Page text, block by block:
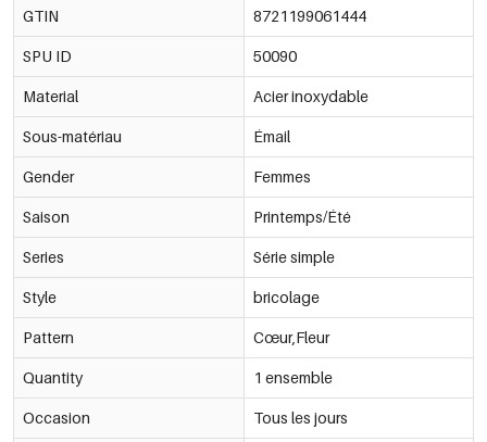
GTIN 8721199061444
SPU ID 50090
Material Acier inoxydable
Sous-matériau Émail
Gender Femmes
Saison Printemps/Été
Series Série simple
Style bricolage
Pattern Cœur,Fleur
Quantity 1 ensemble
Occasion Tous les jours